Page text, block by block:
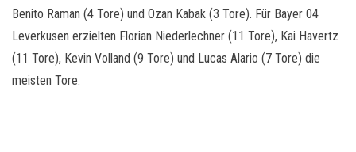
Benito Raman (4 Tore) und Ozan Kabak (3 Tore). Für Bayer 04
Leverkusen erzielten Florian Niederlechner (11 Tore), Kai Havertz
(11 Tore), Kevin Volland (9 Tore) und Lucas Alario (7 Tore) die
meisten Tore.